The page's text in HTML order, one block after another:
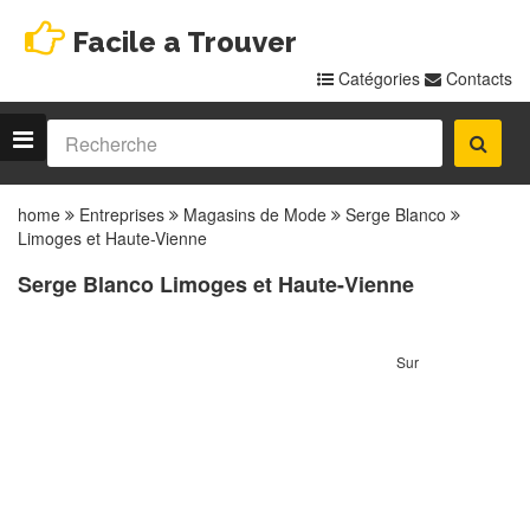
Facile a Trouver
Catégories Contacts
home Entreprises Magasins de Mode
Serge Blanco
Limoges et Haute-Vienne
Serge Blanco Limoges et Haute-Vienne
Sur